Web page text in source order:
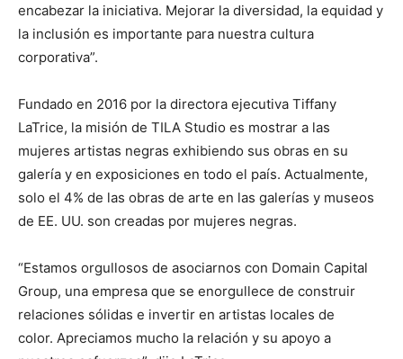
encabezar la iniciativa. Mejorar la diversidad, la equidad y
la inclusión es importante para nuestra cultura
corporativa”.
Fundado en 2016 por la directora ejecutiva Tiffany
LaTrice, la misión de TILA Studio es mostrar a las
mujeres artistas negras exhibiendo sus obras en su
galería y en exposiciones en todo el país. Actualmente,
solo el 4% de las obras de arte en las galerías y museos
de EE. UU. son creadas por mujeres negras.
“Estamos orgullosos de asociarnos con Domain Capital
Group, una empresa que se enorgullece de construir
relaciones sólidas e invertir en artistas locales de
color. Apreciamos mucho la relación y su apoyo a